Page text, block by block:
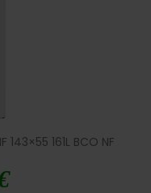
143×55 161L BCO NF